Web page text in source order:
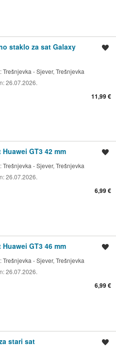
staklo za sat Galaxy
Trešnjevka - Sjever, Trešnjevka
26.07.2026.
11,99 €
GT3 42 mm
Trešnjevka - Sjever, Trešnjevka
26.07.2026.
6,99 €
GT3 46 mm
Trešnjevka - Sjever, Trešnjevka
26.07.2026.
6,99 €
stari sat